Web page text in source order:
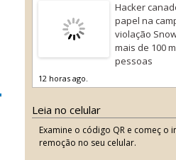
Hacker
papel na
violação
mais de 100
pessoas
12 horas ago.
Leia no celular
Examine o código QR e começ o
remoção no seu celular.